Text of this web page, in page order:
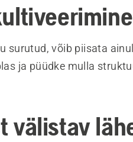
surutud, võib piisata
ja püüdke mulla
välistav